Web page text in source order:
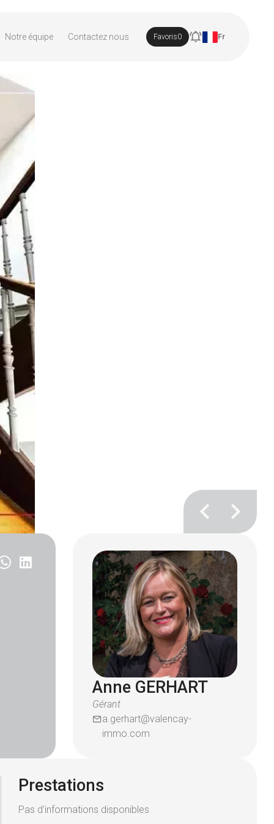
Notre équipe Contactez nous Favoris0 Fr
Anne GERHART
Gérant
a.gerhart@valencay-
immo.com
Prestations
Pas d'informations disponibles